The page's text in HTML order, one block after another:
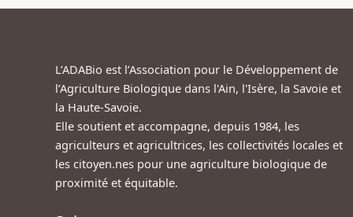
L’ADABio est l’Association pour le Développement de
l’Agriculture Biologique dans l'Ain, l'Isère, la Savoie et
la Haute-Savoie.
Elle soutient et accompagne, depuis 1984, les
agriculteurs et agricultrices, les collectivités locales et
les citoyen.nes pour une agriculture biologique de
proximité et équitable.